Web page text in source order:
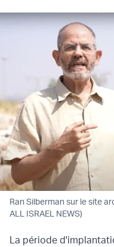
Ran Silberman sur le site
ALL ISRAEL NEWS)
La période